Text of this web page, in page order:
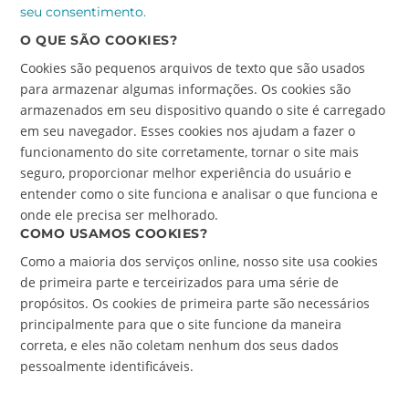
seu consentimento.
O QUE SÃO COOKIES?
Cookies são pequenos arquivos de texto que são usados
para armazenar algumas informações. Os cookies são
armazenados em seu dispositivo quando o site é carregado
em seu navegador. Esses cookies nos ajudam a fazer o
funcionamento do site corretamente, tornar o site mais
seguro, proporcionar melhor experiência do usuário e
entender como o site funciona e analisar o que funciona e
onde ele precisa ser melhorado.
COMO USAMOS COOKIES?
Como a maioria dos serviços online, nosso site usa cookies
de primeira parte e terceirizados para uma série de
propósitos. Os cookies de primeira parte são necessários
principalmente para que o site funcione da maneira
correta, e eles não coletam nenhum dos seus dados
pessoalmente identificáveis.